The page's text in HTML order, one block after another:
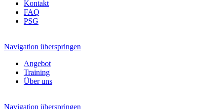
Kontakt
FAQ
PSG
Navigation überspringen
Angebot
Training
Über uns
Navigation überspringen